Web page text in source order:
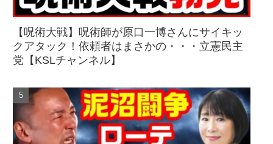
【呪術大戦】呪術師が原口一博さんにサイキッ
クアタック！依頼者はまさかの・・・立憲民主
党【KSLチャンネル】